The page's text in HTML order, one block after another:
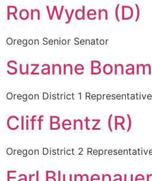
Ron Wyden (D)
Oregon Senior Senator
Suzanne
Oregon District 1 Representative
Cliff Bentz (R)
Oregon District 2